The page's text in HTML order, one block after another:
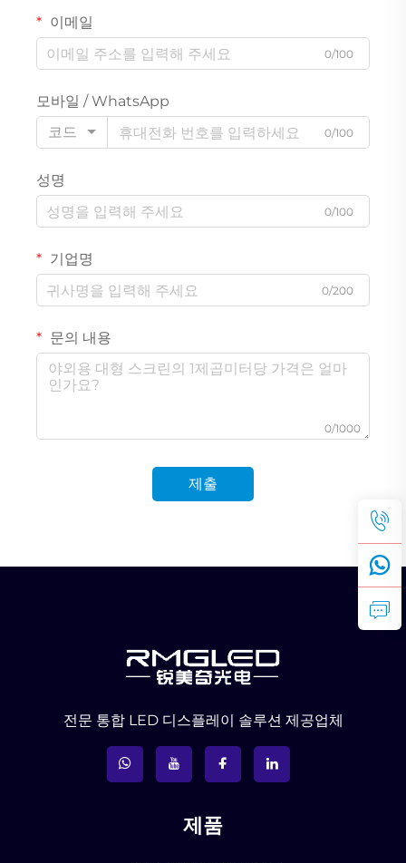
이메일
0/100
모바일 / WhatsApp
코드
0/100
성명
0/100
기업명
0/200
문의 내용
0/1000
제출
전문 통합 LED 디스플레이 솔루션 제공업체
제품